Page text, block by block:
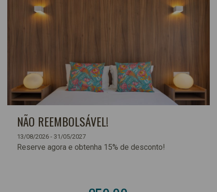
NÃO REEMBOLSÁVEL!
13/08/2026 - 31/05/2027
Reserve agora e obtenha 15% de desconto!